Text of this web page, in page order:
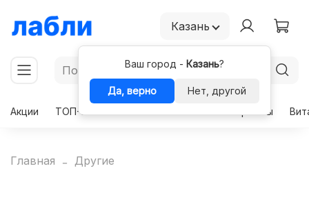
Казань
Ваш город - Казань?
Да, верно
Нет, другой
Акции
ТОП-50 Гормоны
Главная Другие